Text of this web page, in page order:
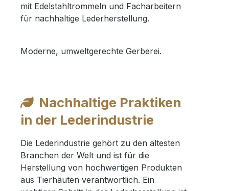
Moderne, umweltgerechte Gerberei.
Nachhaltige Praktiken
in der Lederindustrie
Die Lederindustrie gehört zu den ältesten
Branchen der Welt und ist für die
Herstellung von hochwertigen Produkten
aus Tierhäuten verantwortlich. Ein